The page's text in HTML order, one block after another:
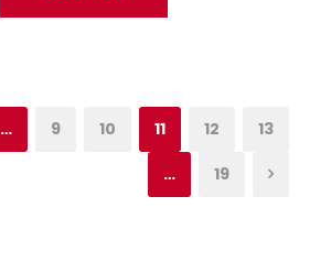
… 9 10 11 12 13
… 19